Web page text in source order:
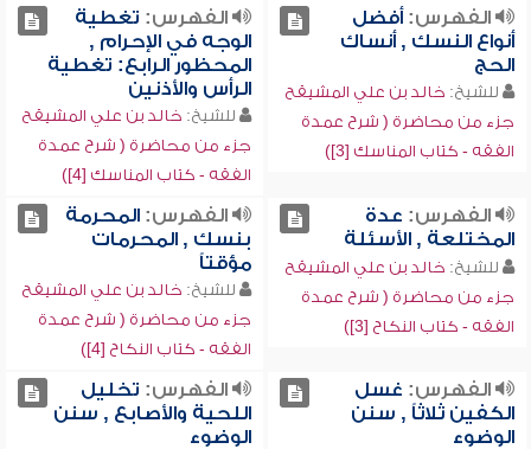
الفهرس:أفضل
أنواع النسك , أنساك
الحج
للشيخ: خالد بن علي المشيقح
جزء من محاضرة ( شرح عمدة
الفقه - كتاب المناسك [3])
الفهرس: تغطية
الوجه في الإحرام ,
المحظور الرابع: تغطية
الرأس والأذنين
للشيخ: خالد بن علي المشيقح
جزء من محاضرة ( شرح عمدة
الفقه - كتاب المناسك [4])
الفهرس: عدة
المختلعة , الأسئلة
للشيخ: خالد بن علي المشيقح
جزء من محاضرة ( شرح عمدة
الفقه - كتاب النكاح [3])
الفهرس:المحرمة
بنسك , المحرمات
مؤقتاً
للشيخ: خالد بن علي المشيقح
جزء من محاضرة ( شرح عمدة
الفقه - كتاب النكاح [4])
الفهرس: غسل
الكفين ثلاثاً , سنن
الوضوء
الفهرس: تخليل
اللحية والأصابع , سنن
الوضوء